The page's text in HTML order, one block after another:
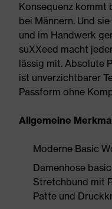
Konsequenz kommt
bei Männern. Und
und im Handwerk
suXXeed macht
lässig mit. Absolute
ist unverzichtbarer
Passform ohne
Allgemeine
Moderne Basic
Damenhose
Stretchbund mit
Patte und